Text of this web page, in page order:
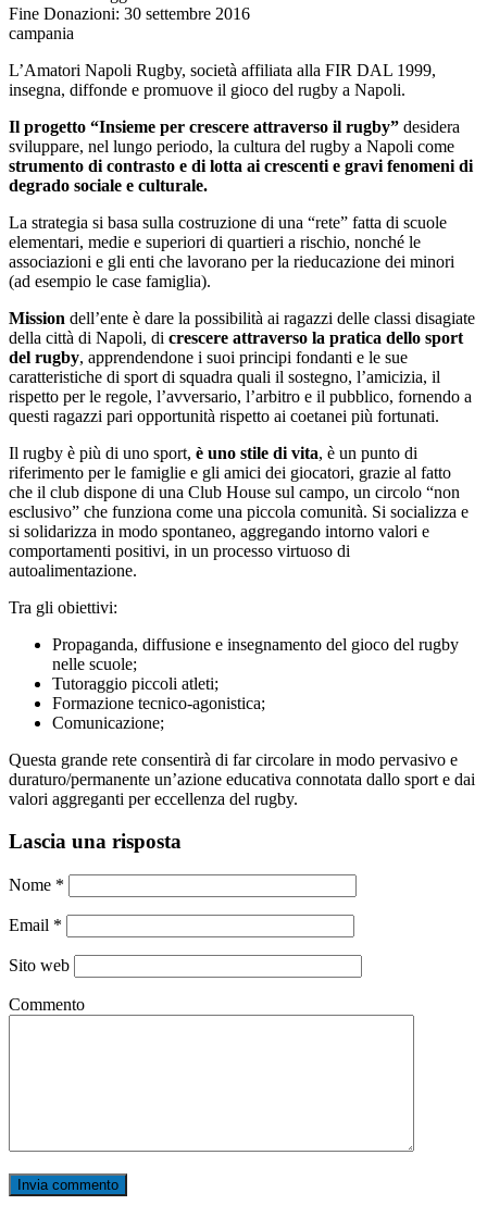
Fine Donazioni: 30 settembre 2016
campania
L’Amatori Napoli Rugby, società affiliata alla FIR DAL 1999,
insegna, diffonde e promuove il gioco del rugby a Napoli.
Il progetto “Insieme per crescere attraverso il rugby” desidera
sviluppare, nel lungo periodo, la cultura del rugby a Napoli come
strumento di contrasto e di lotta ai crescenti e gravi fenomeni di
degrado sociale e culturale.
La strategia si basa sulla costruzione di una “rete” fatta di scuole
elementari, medie e superiori di quartieri a rischio, nonché le
associazioni e gli enti che lavorano per la rieducazione dei minori
(ad esempio le case famiglia).
Mission dell’ente è dare la possibilità ai ragazzi delle classi disagiate
della città di Napoli, di crescere attraverso la pratica dello sport
del rugby, apprendendone i suoi principi fondanti e le sue
caratteristiche di sport di squadra quali il sostegno, l’amicizia, il
rispetto per le regole, l’avversario, l’arbitro e il pubblico, fornendo a
questi ragazzi pari opportunità rispetto ai coetanei più fortunati.
Il rugby è più di uno sport, è uno stile di vita, è un punto di
riferimento per le famiglie e gli amici dei giocatori, grazie al fatto
che il club dispone di una Club House sul campo, un circolo “non
esclusivo” che funziona come una piccola comunità. Si socializza e
si solidarizza in modo spontaneo, aggregando intorno valori e
comportamenti positivi, in un processo virtuoso di
autoalimentazione.
Tra gli obiettivi:
Propaganda, diffusione e insegnamento del gioco del rugby
nelle scuole;
Tutoraggio piccoli atleti;
Formazione tecnico-agonistica;
Comunicazione;
Questa grande rete consentirà di far circolare in modo pervasivo e
duraturo/permanente un’azione educativa connotata dallo sport e dai
valori aggreganti per eccellenza del rugby.
Lascia una risposta
Nome *
Email *
Sito web
Commento